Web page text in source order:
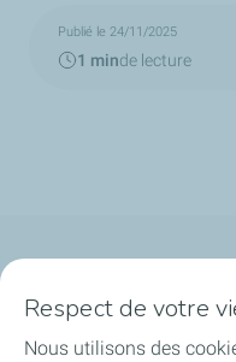
Publié le 24/11/2025
1 minde lecture
Notre ancrage
Respect de votre
Nous utilisons des